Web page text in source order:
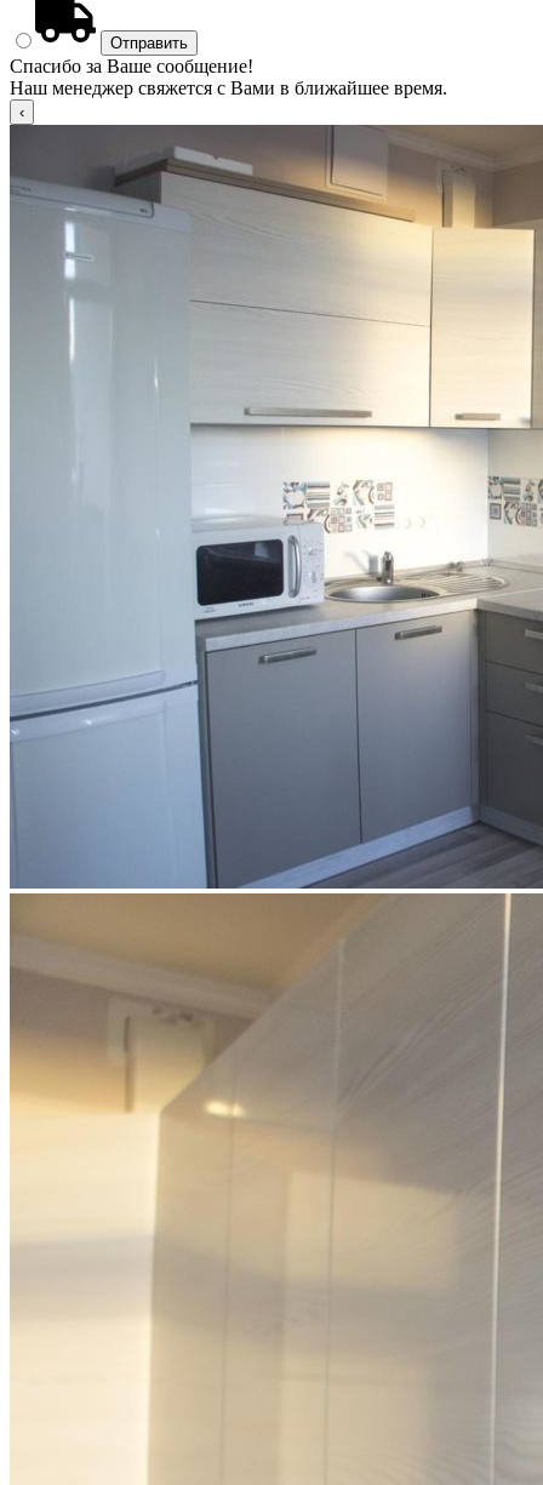
Спасибо за Ваше сообщение!
Наш менеджер свяжется с Вами в ближайшее время.